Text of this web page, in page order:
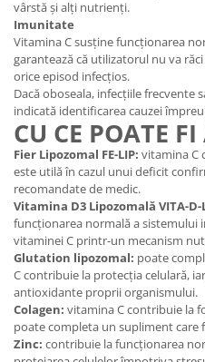
vârstă și alți nutrienți.
Imunitate
Vitamina C susține funcționarea
garantează că utilizatorul nu va
orice episod infecțios.
Dacă oboseala, infecțiile frecvente
indicată identificarea cauzei
CU CE POATE
Fier Lipozomal FE-LIP: vitamina C
este utilă în cazul unui deficit
recomandate de medic.
Vitamina D3 Lipozomală VITA-D-
funcționarea normală a
vitaminei C printr-un mecanism
Glutation lipozomal: poate
C contribuie la protecția celulară,
antioxidante proprii organismului.
Colagen: vitamina C contribuie la
poate completa un supliment care
Zinc: contribuie la funcționarea